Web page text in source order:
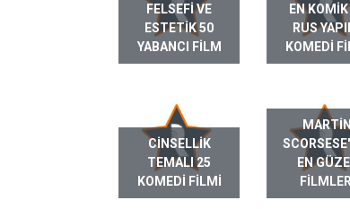
FELSEFI VE
ESTETIK 50
YABANCI FILM
EN
RUS
KOMEDI
CINSELLIK
TEMALI 25
KOMEDI FILMI
EN